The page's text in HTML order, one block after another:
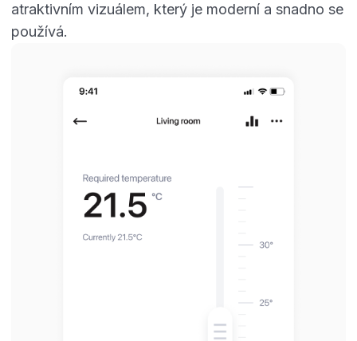
atraktivním vizuálem, který je moderní a snadno se
používá.